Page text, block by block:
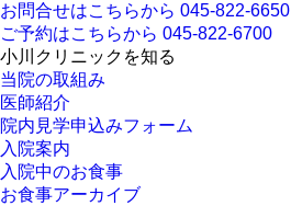
お問合せはこちらから 045-822-6650
ご予約はこちらから 045-822-6700
小川クリニックを知る
当院の取組み
医師紹介
院内見学申込みフォーム
入院案内
入院中のお食事
お食事アーカイブ